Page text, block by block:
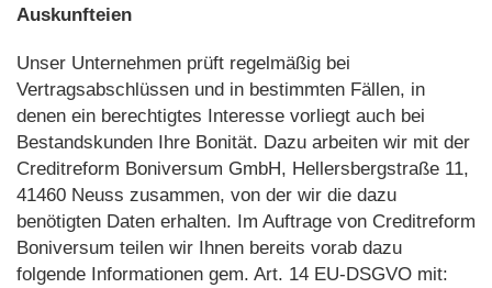
Auskunfteien
Unser Unternehmen prüft regelmäßig bei
Vertragsabschlüssen und in bestimmten Fällen, in
denen ein berechtigtes Interesse vorliegt auch bei
Bestandskunden Ihre Bonität. Dazu arbeiten wir mit der
Creditreform Boniversum GmbH, Hellersbergstraße 11,
41460 Neuss zusammen, von der wir die dazu
benötigten Daten erhalten. Im Auftrage von Creditreform
Boniversum teilen wir Ihnen bereits vorab dazu
folgende Informationen gem. Art. 14 EU-DSGVO mit: